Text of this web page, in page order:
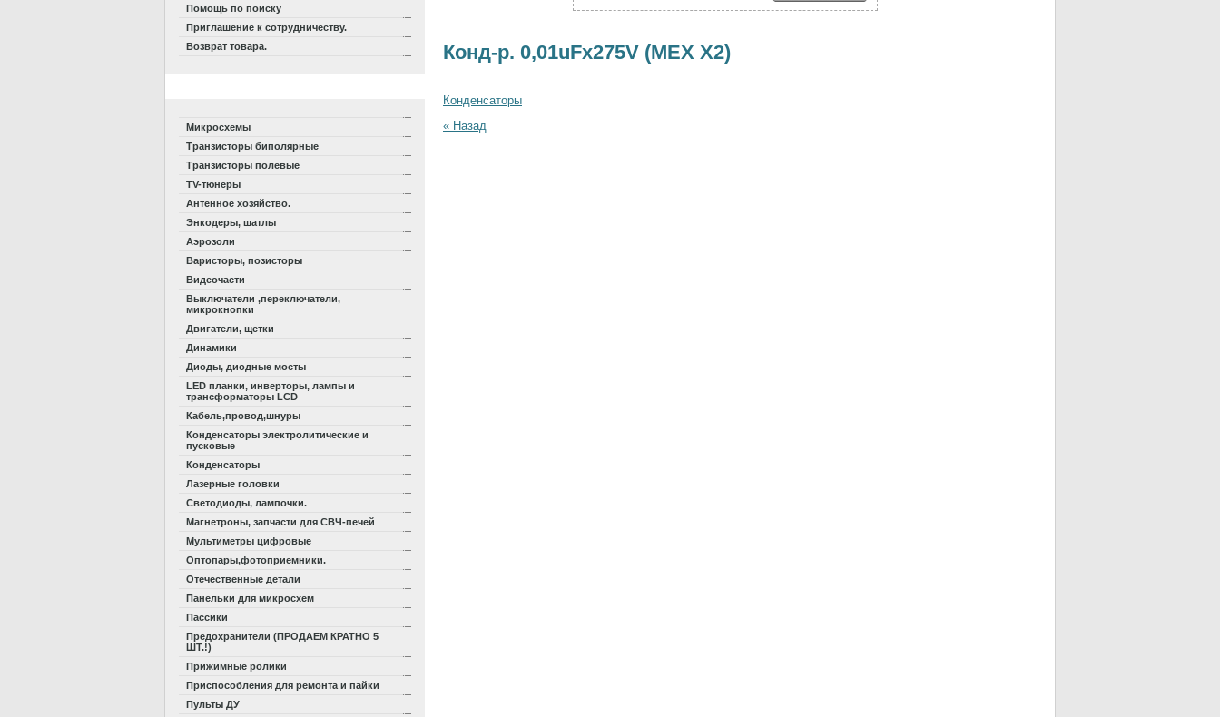
Помощь по поиску
Приглашение к сотрудничеству.
Возврат товара.
Микросхемы
Транзисторы биполярные
Транзисторы полевые
TV-тюнеры
Антенное хозяйство.
Энкодеры, шатлы
Аэрозоли
Варисторы, позисторы
Видеочасти
Выключатели ,переключатели,
микрокнопки
Двигатели, щетки
Динамики
Диоды, диодные мосты
LED планки, инверторы, лампы и
трансформаторы LCD
Кабель,провод,шнуры
Конденсаторы электролитические и
пусковые
Конденсаторы
Лазерные головки
Светодиоды, лампочки.
Магнетроны, запчасти для СВЧ-печей
Мультиметры цифровые
Оптопары,фотоприемники.
Отечественные детали
Панельки для микросхем
Пассики
Предохранители (ПРОДАЕМ КРАТНО 5
ШТ.!)
Прижимные ролики
Приспособления для ремонта и пайки
Пульты ДУ
Конд-р. 0,01uFx275V (MEX X2)
Конденсаторы
« Назад